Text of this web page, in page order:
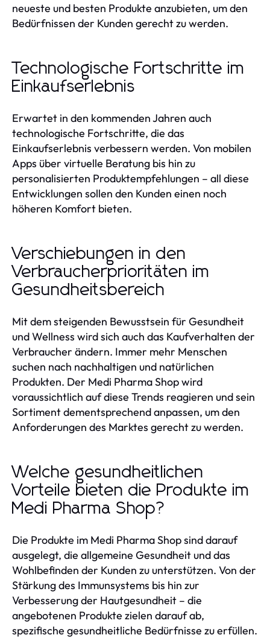
neueste und besten Produkte anzubieten, um den
Bedürfnissen der Kunden gerecht zu werden.
Technologische Fortschritte im
Einkaufserlebnis
Erwartet in den kommenden Jahren auch
technologische Fortschritte, die das
Einkaufserlebnis verbessern werden. Von mobilen
Apps über virtuelle Beratung bis hin zu
personalisierten Produktempfehlungen – all diese
Entwicklungen sollen den Kunden einen noch
höheren Komfort bieten.
Verschiebungen in den
Verbraucherprioritäten im
Gesundheitsbereich
Mit dem steigenden Bewusstsein für Gesundheit
und Wellness wird sich auch das Kaufverhalten der
Verbraucher ändern. Immer mehr Menschen
suchen nach nachhaltigen und natürlichen
Produkten. Der Medi Pharma Shop wird
voraussichtlich auf diese Trends reagieren und sein
Sortiment dementsprechend anpassen, um den
Anforderungen des Marktes gerecht zu werden.
Welche gesundheitlichen
Vorteile bieten die Produkte im
Medi Pharma Shop?
Die Produkte im Medi Pharma Shop sind darauf
ausgelegt, die allgemeine Gesundheit und das
Wohlbefinden der Kunden zu unterstützen. Von der
Stärkung des Immunsystems bis hin zur
Verbesserung der Hautgesundheit – die
angebotenen Produkte zielen darauf ab,
spezifische gesundheitliche Bedürfnisse zu erfüllen.